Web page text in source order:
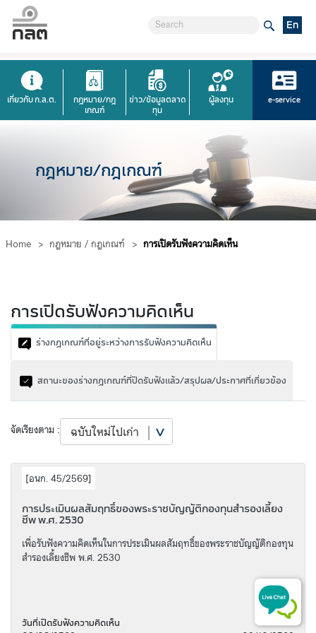
En
เกี่ยวกับ ก.ล.ต.
กฎหมาย/กฎ
เกณฑ์
ข่าว/ข้อมูลตลาด
ทุน
ผู้ลงทุน e-service
กฎหมาย/กฎเกณฑ์
Home > กฎหมาย / กฎเกณฑ์ > การเปิดรับฟังความคิดเห็น
การเปิดรับฟังความคิดเห็น
ร่างกฎเกณฑ์ที่อยู่ระหว่างการรับฟังความคิดเห็น
สถานะของร่างกฎเกณฑ์ที่ปิดรับฟังแล้ว/สรุปผล/ประกาศที่เกี่ยวข้อง
จัดเรียงตาม :
[อนก. 45/2569]
การประเมินผลสัมฤทธิ์ของพระราชบัญญัติกองทุนสำรองเลี้ยง
ชีพ พ.ศ. 2530
เพื่อรับฟังความคิดเห็นในการประเมินผลสัมฤทธิ์ของพระราชบัญญัติกองทุน
สำรองเลี้ยงชีพ พ.ศ. 2530
วันที่เปิดรับฟังความคิดเห็น